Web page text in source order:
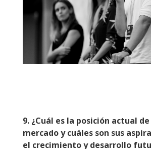
9. ¿Cuál es la posición actual
mercado y cuáles son sus
el crecimiento y desarrollo